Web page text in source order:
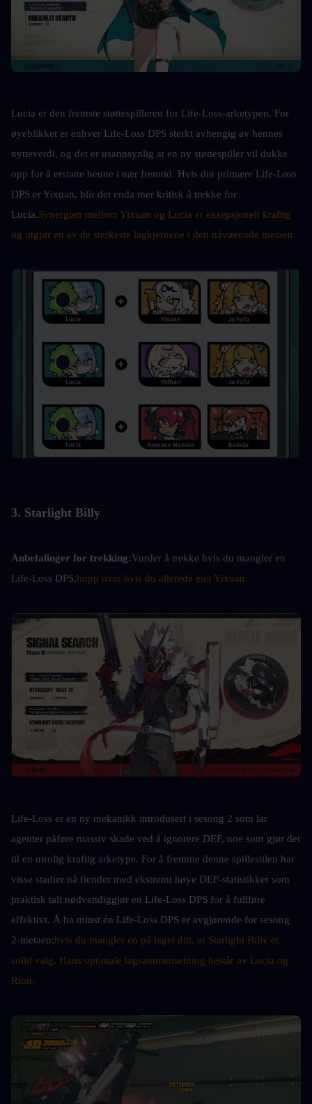
Lucia er den fremste støttespilleren for Life-Loss-arketypen. For
øyeblikket er enhver Life-Loss DPS sterkt avhengig av hennes
nytteverdi, og det er usannsynlig at en ny støttespiller vil dukke
opp for å erstatte henne i nær fremtid. Hvis din primære Life-Loss
DPS er Yixuan, blir det enda mer kritisk å trekke for
Lucia.Synergien mellom Yixuan og Lucia er eksepsjonelt kraftig
og utgjør en av de sterkeste lagkjernene i den nåværende metaen.
3. Starlight Billy
Anbefalinger for trekking:Vurder å trekke hvis du mangler en
Life-Loss DPS,hopp over hvis du allerede eier Yixuan.
Life-Loss er en ny mekanikk introdusert i sesong 2 som lar
agenter påføre massiv skade ved å ignorere DEF, noe som gjør det
til en utrolig kraftig arketype. For å fremme denne spillestilen har
visse stadier nå fiender med ekstremt høye DEF-statistikker som
praktisk talt nødvendiggjør en Life-Loss DPS for å fullføre
effektivt. Å ha minst én Life-Loss DPS er avgjørende for sesong
2-metaen;hvis du mangler en på laget ditt, er Starlight Billy et
solid valg. Hans optimale lagsammensetning består av Lucia og
Rion.